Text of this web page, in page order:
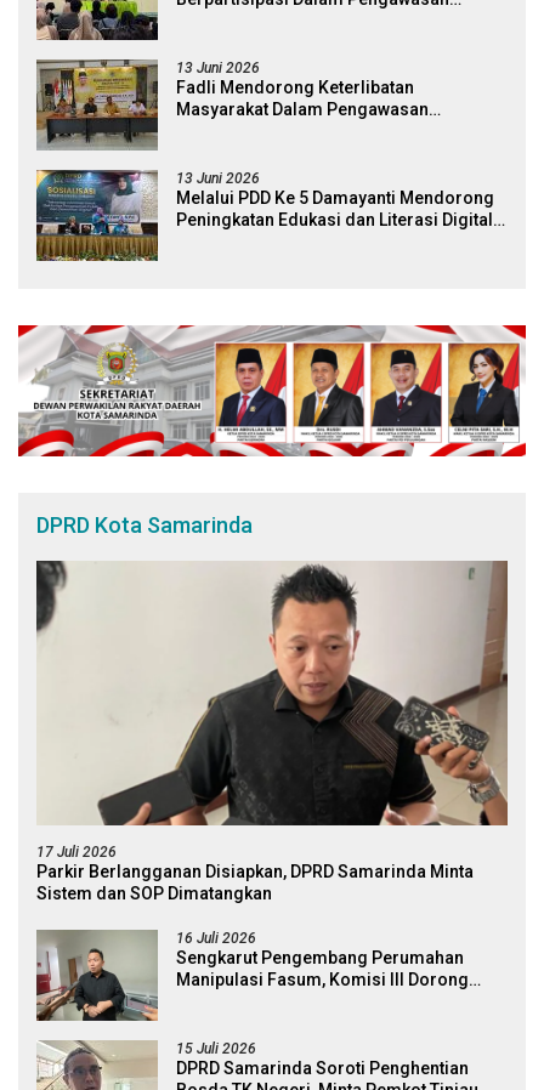
13 Juni 2026
Fadli Mendorong Keterlibatan
Masyarakat Dalam Pengawasan
13 Juni 2026
Melalui PDD Ke 5 Damayanti Mendorong
Peningkatan Edukasi dan Literasi Digital
DPRD Kota Samarinda
17 Juli 2026
Parkir Berlangganan Disiapkan, DPRD Samarinda Minta
Sistem dan SOP Dimatangkan
16 Juli 2026
Sengkarut Pengembang Perumahan
Manipulasi Fasum, Komisi III Dorong
15 Juli 2026
DPRD Samarinda Soroti Penghentian